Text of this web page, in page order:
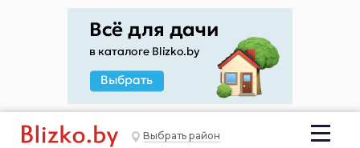
Выбрать район